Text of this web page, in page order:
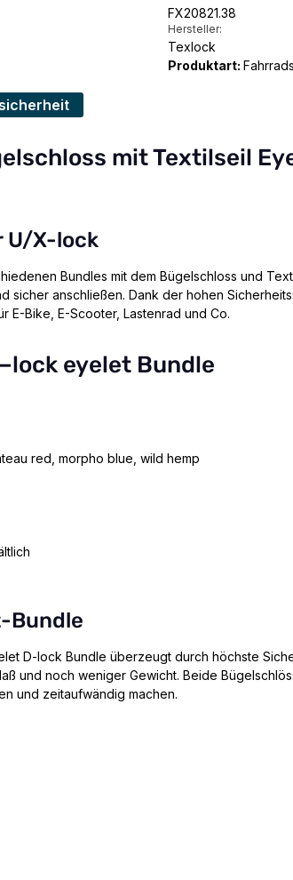
FX20821.38
Hersteller:
Texlock
Produktart:
mit Textilseil
U/X-lock
Bundles mit dem Bügelschloss und
sicher anschließen. Dank der hohen
E-Bike, E-Scooter, Lastenrad und Co.
eyelet Bundle
red, morpho blue, wild hemp
Bundle
D-lock Bundle überzeugt durch höchste
und noch weniger Gewicht. Beide
und zeitaufwändig machen.